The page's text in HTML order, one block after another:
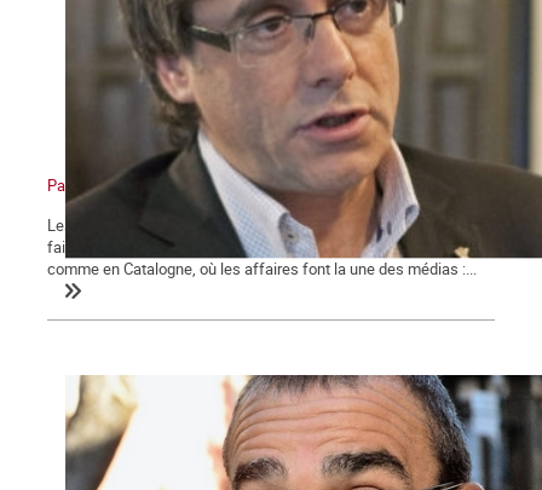
Pactes, corruption et lutte des classes
Les forces centrifuges ne cessent d'agiter l'État espagnol. Pour y
faire face, les tribunaux de la monarchie tournent à plein régime,
comme en Catalogne, où les affaires font la une des médias :...